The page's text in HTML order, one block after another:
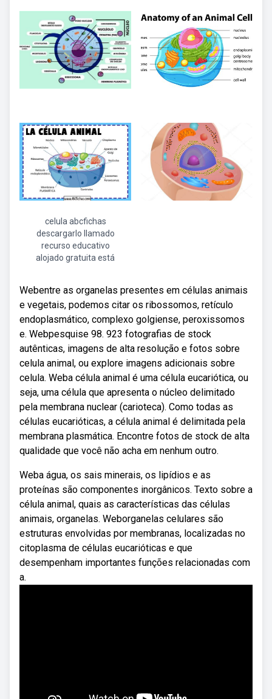
celula abcfichas
descargarlo llamado
recurso educativo
alojado gratuita está
Webentre as organelas presentes em células animais
e vegetais, podemos citar os ribossomos, retículo
endoplasmático, complexo golgiense, peroxissomos
e. Webpesquise 98. 923 fotografias de stock
autênticas, imagens de alta resolução e fotos sobre
celula animal, ou explore imagens adicionais sobre
celula. Weba célula animal é uma célula eucariótica, ou
seja, uma célula que apresenta o núcleo delimitado
pela membrana nuclear (carioteca). Como todas as
células eucarióticas, a célula animal é delimitada pela
membrana plasmática. Encontre fotos de stock de alta
qualidade que você não acha em nenhum outro.
Weba água, os sais minerais, os lipídios e as
proteínas são componentes inorgânicos. Texto sobre a
célula animal, quais as características das células
animais, organelas. Weborganelas celulares são
estruturas envolvidas por membranas, localizadas no
citoplasma de células eucarióticas e que
desempenham importantes funções relacionadas com
a.